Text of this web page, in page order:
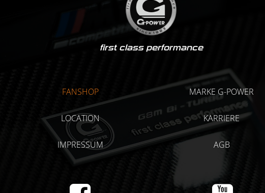
first class performance
FANSHOP MARKE G-POWER
LOCATION KARRIERE
IMPRESSUM AGB